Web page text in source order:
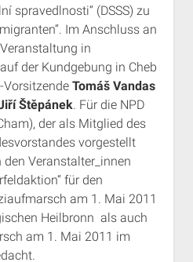
München
a.i.d.a.
Twitter & Facebook
& PGP-Key
spravedlnosti“ (DSSS) zu
Im Anschluss an
in
der Kundgebung in Cheb
Vorsitzende Tomáš Vandas
Štěpánek . Für die NPD
der als Mitglied des
vorgestellt
Veranstalter_innen
für den
am 1. Mai 2011
Heilbronn als auch
am 1. Mai 2011 im